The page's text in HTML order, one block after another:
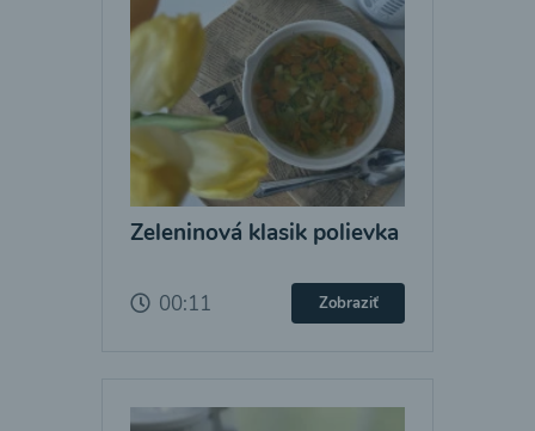
Zeleninová klasik polievka
00:11 Zobraziť